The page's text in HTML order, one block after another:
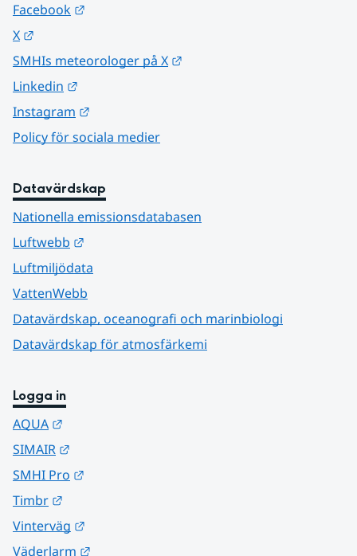
Facebook
X
SMHIs meteorologer på X
Linkedin
Instagram
Policy för sociala medier
Datavärdskap
Nationella emissionsdatabasen
Luftwebb
Luftmiljödata
VattenWebb
Datavärdskap, oceanografi och marinbiologi
Datavärdskap för atmosfärkemi
Logga in
AQUA
SIMAIR
SMHI Pro
Timbr
Vinterväg
Väderlarm